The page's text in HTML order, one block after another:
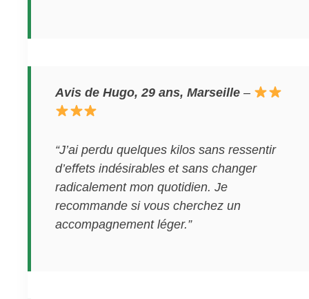
Avis de Hugo, 29 ans, Marseille –
“J’ai perdu quelques kilos sans ressentir
d’effets indésirables et sans changer
radicalement mon quotidien. Je
recommande si vous cherchez un
accompagnement léger.”